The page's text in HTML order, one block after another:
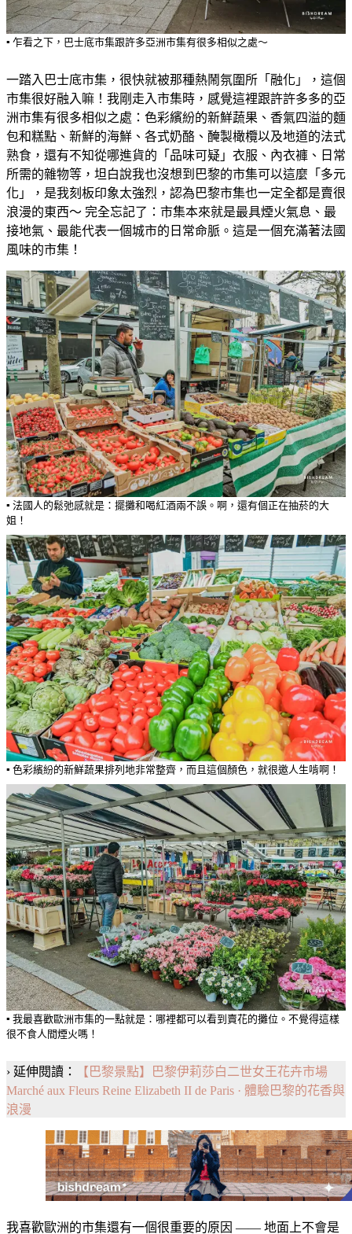
▪️ 乍看之下，巴士底市集跟許多亞洲市集有很多相似之處～
一踏入巴士底市集，很快就被那種熱鬧氛圍所「融化」，這個
市集很好融入嘛！我剛走入市集時，感覺這裡跟許許多多的亞
洲市集有很多相似之處：色彩繽紛的新鮮蔬果、香氣四溢的麵
包和糕點、新鮮的海鮮、各式奶酪、醃製橄欖以及地道的法式
熟食，還有不知從哪進貨的「品味可疑」衣服、內衣褲、日常
所需的雜物等，坦白說我也沒想到巴黎的市集可以這麼「多元
化」，是我刻板印象太強烈，認為巴黎市集也一定全都是賣很
浪漫的東西～ 完全忘記了：市集本來就是最具煙火氣息、最
接地氣、最能代表一個城市的日常命脈。這是一個充滿著法國
風味的市集！
▪️ 法國人的鬆弛感就是：擺攤和喝紅酒兩不誤。啊，還有個正在抽菸的大
姐！
▪️ 色彩繽紛的新鮮蔬果排列地非常整齊，而且這個顏色，就很邀人生啃啊！
▪️ 我最喜歡歐洲市集的一點就是：哪裡都可以看到賣花的攤位。不覺得這樣
很不食人間煙火嗎！
› 延伸閱讀：
【巴黎景點】巴黎伊莉莎白二世女王花卉市場
Marché aux Fleurs Reine Elizabeth II de Paris · 體驗巴黎的花香與
浪漫
我喜歡歐洲的市集還有一個很重要的原因 —— 地面上不會是